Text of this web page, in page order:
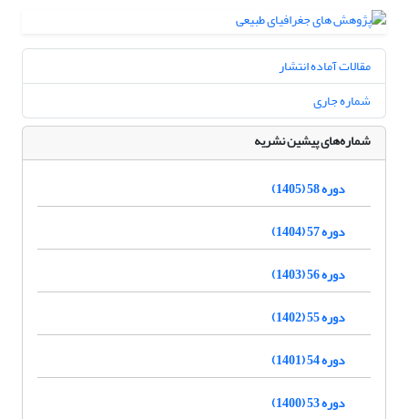
مقالات آماده انتشار
شماره جاری
شماره‌های پیشین نشریه
دوره 58 (1405)
دوره 57 (1404)
دوره 56 (1403)
دوره 55 (1402)
دوره 54 (1401)
دوره 53 (1400)